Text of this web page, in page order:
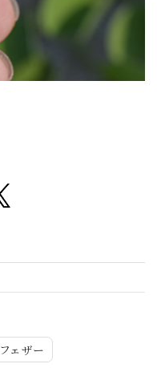
フェザー